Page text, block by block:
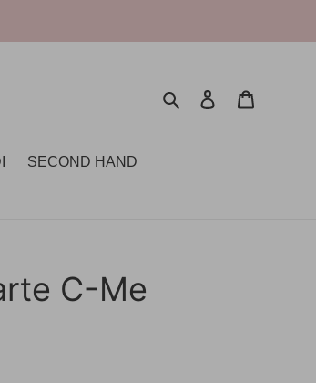
Cerca Accedi
SECOND HAND
C-Me